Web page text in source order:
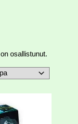
on osallistunut.